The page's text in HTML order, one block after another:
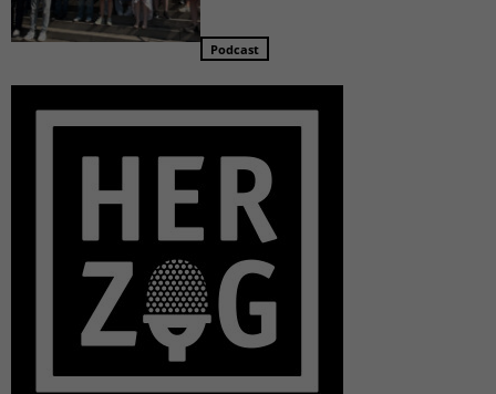
Podcast